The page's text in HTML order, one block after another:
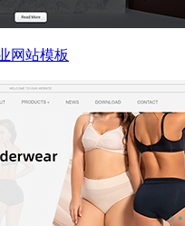
网站模板